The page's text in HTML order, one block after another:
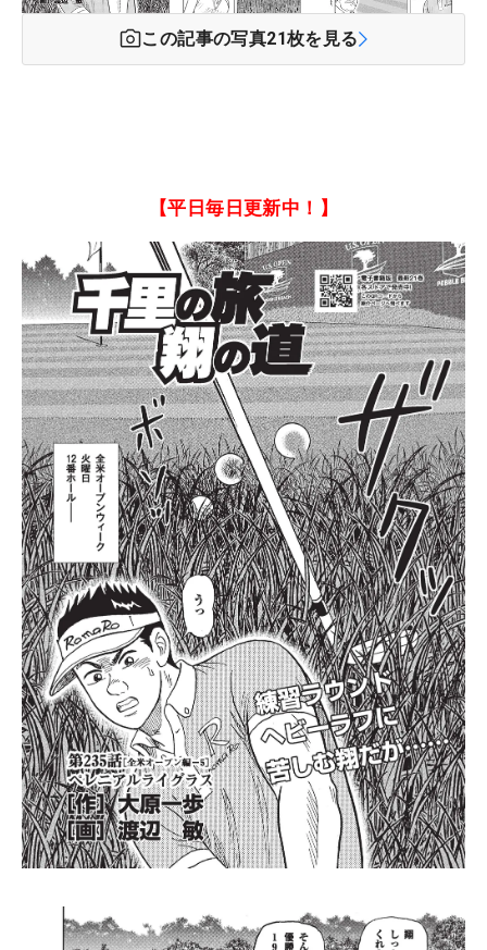
この記事の写真21枚を見る
【平日毎日更新中！】